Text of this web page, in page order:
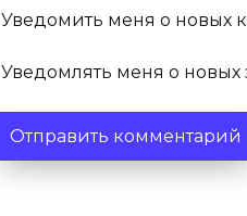
Уведомить меня о новых
Уведомлять меня о новых